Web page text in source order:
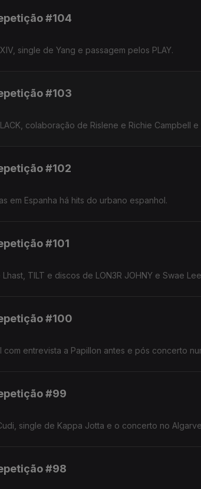
#104
single de Yang e passagem pelos PLAY.
#103
colaboração de Rislene e Richie Campbell e
#102
em Espanha há hits do urbano espanhol.
#101
TILT e discos de LON3R JOHNY e Swae
#100
com entrevista a Papillon antes e pós concerto
#99
single de Kappa Jotta e o concerto no
#98